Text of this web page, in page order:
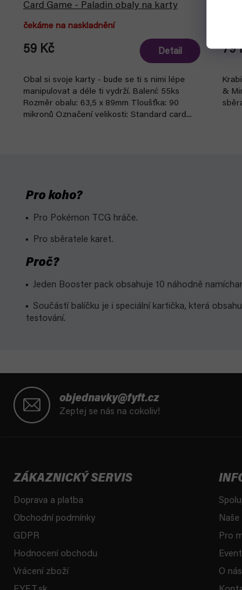
Card Game - Paladin obaly na karty
čekáme na naskladnění
59 Kč Detail
Obal si svoje karty - bude se ti s nimi lépe
manipulovat a déle ti vydrží. Balení: 55ks
Rozměr obalu: 63,5 x 89mm Tloušťka: 90
mikronů Označení velikosti: Standard card...
79
&
Pro koho?
Pro Pokémon TCG hráče.
Pro sběratele karet.
Proč?
Jeden Booster pack obsahuje 10 náhodně
Součástí balíčku je i speciální kartička, která
testování.
objednavky@fyft.cz
Zeptej se nás na cokoliv!
ZÁKAZNICKÝ SERVIS
Doprava a platba
Obchodní podmínky
GDPR
Hodnocení obchodu
Vrácení zboží
Pro
O nás